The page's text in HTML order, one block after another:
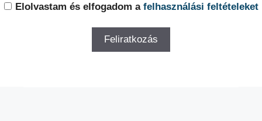
Elolvastam és elfogadom a felhasználási feltételeket